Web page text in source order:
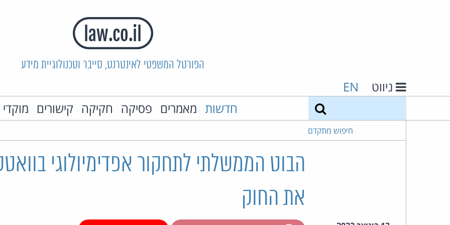
הפורטל המשפטי לאינטרנט, סייבר וטכנולוגיית מידע
ניווט EN
חדשות מאמרים פסיקה חקיקה קישורים
חיפוש מתקדם
הבוט הממשלתי לתחקור אפדימיולוגי
את החוק